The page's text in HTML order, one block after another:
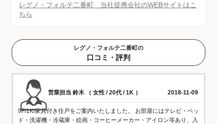
レグノ・フォルテ二番町 当社提携会社のWEBサイトはこ
ちら
レグノ・フォルテ二番町の
口コミ・評判
営業担当 鈴木 （ 女性 / 20代 / 1K ） 2018-11-09
9F/1K/家具付き住戸をご案内いたしました。 お部屋にはテレビ・ベッ
ド・洗濯機・冷蔵庫・絵画・コーヒーメーカー・アイロン等あり、入